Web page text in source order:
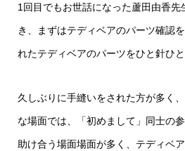
1回目でもお世話になった蘆田由香
き、まずはテディベアのパーツ確認
れたテディベアのパーツをひと針ひ
久しぶりに手縫いをされた方が多く
な場面では、「初めまして」同士の
助け合う場面場面が多く、テディベ